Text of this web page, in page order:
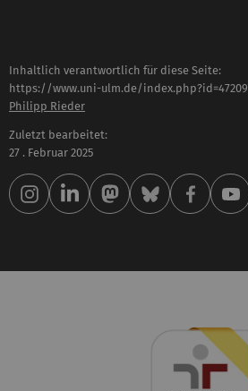
Inhaltlich verantwortlich für diese Seite:
https://www.uni-ulm.de/index.php?id=47209
Philipp Rieder
Zuletzt bearbeitet:
27 . Februar 2025